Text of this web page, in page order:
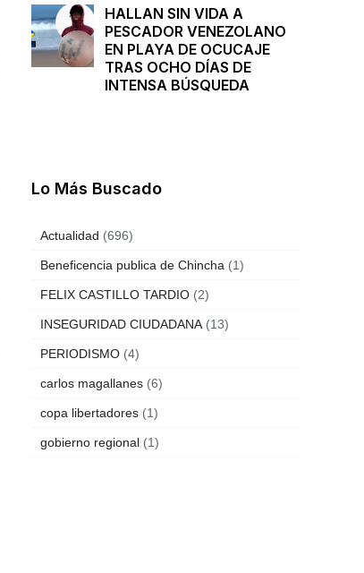
HALLAN SIN VIDA A
PESCADOR VENEZOLANO
EN PLAYA DE OCUCAJE
TRAS OCHO DÍAS DE
INTENSA BÚSQUEDA
Lo Más Buscado
Actualidad (696)
Beneficencia publica de Chincha (1)
FELIX CASTILLO TARDIO (2)
INSEGURIDAD CIUDADANA (13)
PERIODISMO (4)
carlos magallanes (6)
copa libertadores (1)
gobierno regional (1)